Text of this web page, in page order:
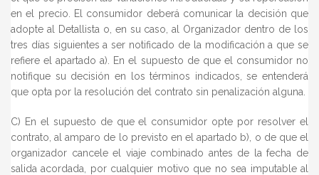
en el precio. El consumidor deberá comunicar la decisión que
adopte al Detallista o, en su caso, al Organizador dentro de los
tres días siguientes a ser notificado de la modificación a que se
refiere el apartado a). En el supuesto de que el consumidor no
notifique su decisión en los términos indicados, se entenderá
que opta por la resolución del contrato sin penalización alguna.
C) En el supuesto de que el consumidor opte por resolver el
contrato, al amparo de lo previsto en el apartado b), o de que el
organizador cancele el viaje combinado antes de la fecha de
salida acordada, por cualquier motivo que no sea imputable al